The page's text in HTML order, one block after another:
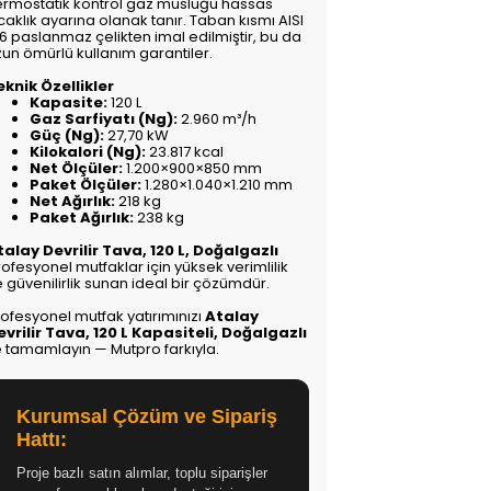
ayarına olanak tanır. Taban kısmı AISI
paslanmaz çelikten imal edilmiştir, bu da
ömürlü kullanım garantiler.
Özellikler
Kapasite:120 L
Gaz Sarfiyatı (Ng):2.960 m³/h
Güç (Ng):27,70 kW
Kilokalori (Ng):23.817 kcal
Net Ölçüler:1.200×900×850 mm
Paket Ölçüler:1.280×1.040×1.210 mm
Net Ağırlık:218 kg
Paket Ağırlık:238 kg
Devrilir Tava, 120 L, Doğalgazlı
mutfaklar için yüksek verimlilik
güvenilirlik sunan ideal bir çözümdür.
mutfak yatırımınızıAtalay
Tava, 120 L Kapasiteli, Doğalgazlı
tamamlayın — Mutpro farkıyla.
Kurumsal Çözüm ve Sipariş
Hattı:
Proje bazlı satın alımlar, toplu siparişler